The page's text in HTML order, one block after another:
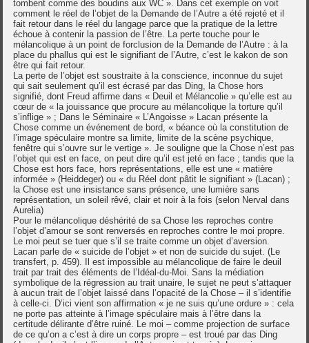
tombent comme des boudins aux WC ». Dans cet exemple on voit
comment le réel de l’objet de la Demande de l’Autre a été rejeté et il
fait retour dans le réel du langage parce que la pratique de la lettre
échoue à contenir la passion de l’être. La perte touche pour le
mélancolique à un point de forclusion de la Demande de l’Autre : à la
place du phallus qui est le signifiant de l’Autre, c’est le kakon de son
être qui fait retour.
La perte de l’objet est soustraite à la conscience, inconnue du sujet
qui sait seulement qu’il est écrasé par das Ding, la Chose hors
signifié, dont Freud affirme dans « Deuil et Mélancolie » qu’elle est au
cœur de « la jouissance que procure au mélancolique la torture qu’il
s’inflige » ; Dans le Séminaire « L’Angoisse » Lacan présente la
Chose comme un événement de bord, « béance où la constitution de
l’image spéculaire montre sa limite, limite de la scène psychique,
fenêtre qui s’ouvre sur le vertige ». Je souligne que la Chose n’est pas
l’objet qui est en face, on peut dire qu’il est jeté en face ; tandis que la
Chose est hors face, hors représentations, elle est une « matière
informée » (Heiddeger) ou « du Réel dont pâtit le signifiant » (Lacan) ;
la Chose est une insistance sans présence, une lumière sans
représentation, un soleil rêvé, clair et noir à la fois (selon Nerval dans
Aurelia)
Pour le mélancolique déshérité de sa Chose les reproches contre
l’objet d’amour se sont renversés en reproches contre le moi propre.
Le moi peut se tuer que s’il se traite comme un objet d’aversion.
Lacan parle de « suicide de l’objet » et non de suicide du sujet. (Le
transfert, p. 459). Il est impossible au mélancolique de faire le deuil
trait par trait des éléments de l’Idéal-du-Moi. Sans la médiation
symbolique de la régression au trait unaire, le sujet ne peut s’attaquer
à aucun trait de l’objet laissé dans l’opacité de la Chose – il s’identifie
à celle-ci. D’ici vient son affirmation « je ne suis qu’une ordure » : cela
ne porte pas atteinte à l’image spéculaire mais à l’être dans la
certitude délirante d’être ruiné. Le moi – comme projection de surface
de ce qu’on a c’est à dire un corps propre – est troué par das Ding